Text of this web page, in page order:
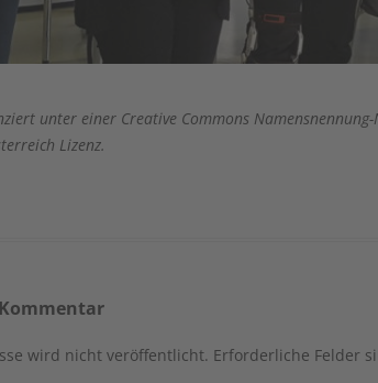
unter einer Creative Commons
Lizenz.
wird nicht veröffentlicht. Erforderliche Felder